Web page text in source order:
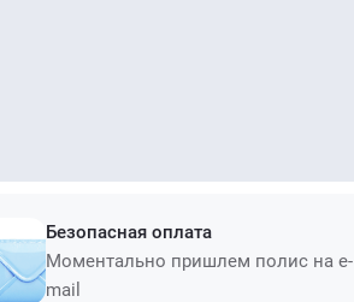
Безопасная оплата
Моментально пришлем полис на e-
mail